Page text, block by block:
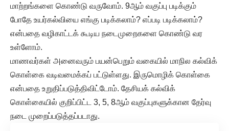
மாற்றங்களை கொண்டு வருவோம். 9ஆம் வகுப்பு படிக்கும்
போதே உயர்கல்வியை எங்கு படிக்கலாம்? எப்படி படிக்கலாம்?
என்பதை வழிகாட்டக் கூடிய நடைமுறைகளை கொண்டு வர
உள்ளோம்.
மாணவர்கள் அனைவரும் பயன்பெறும் வகையில் மாநில கல்விக்
கொள்கை வடிவமைக்கப் பட்டுள்ளது. இருமொழிக் கொள்கை
என்பதை உறுதிப்படுத்திவிட்டோம். தேசியக் கல்விக்
கொள்கையில் குறிப்பிட்ட 3, 5, 8ஆம் வகுப்புகளுக்கான தேர்வு
நடை முறைப்படுத்தப்படாது.